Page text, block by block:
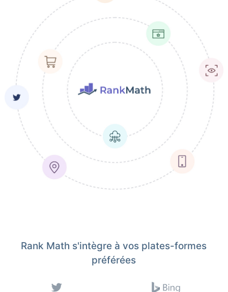
Rank Math s'intègre à vos plates-formes
préférées